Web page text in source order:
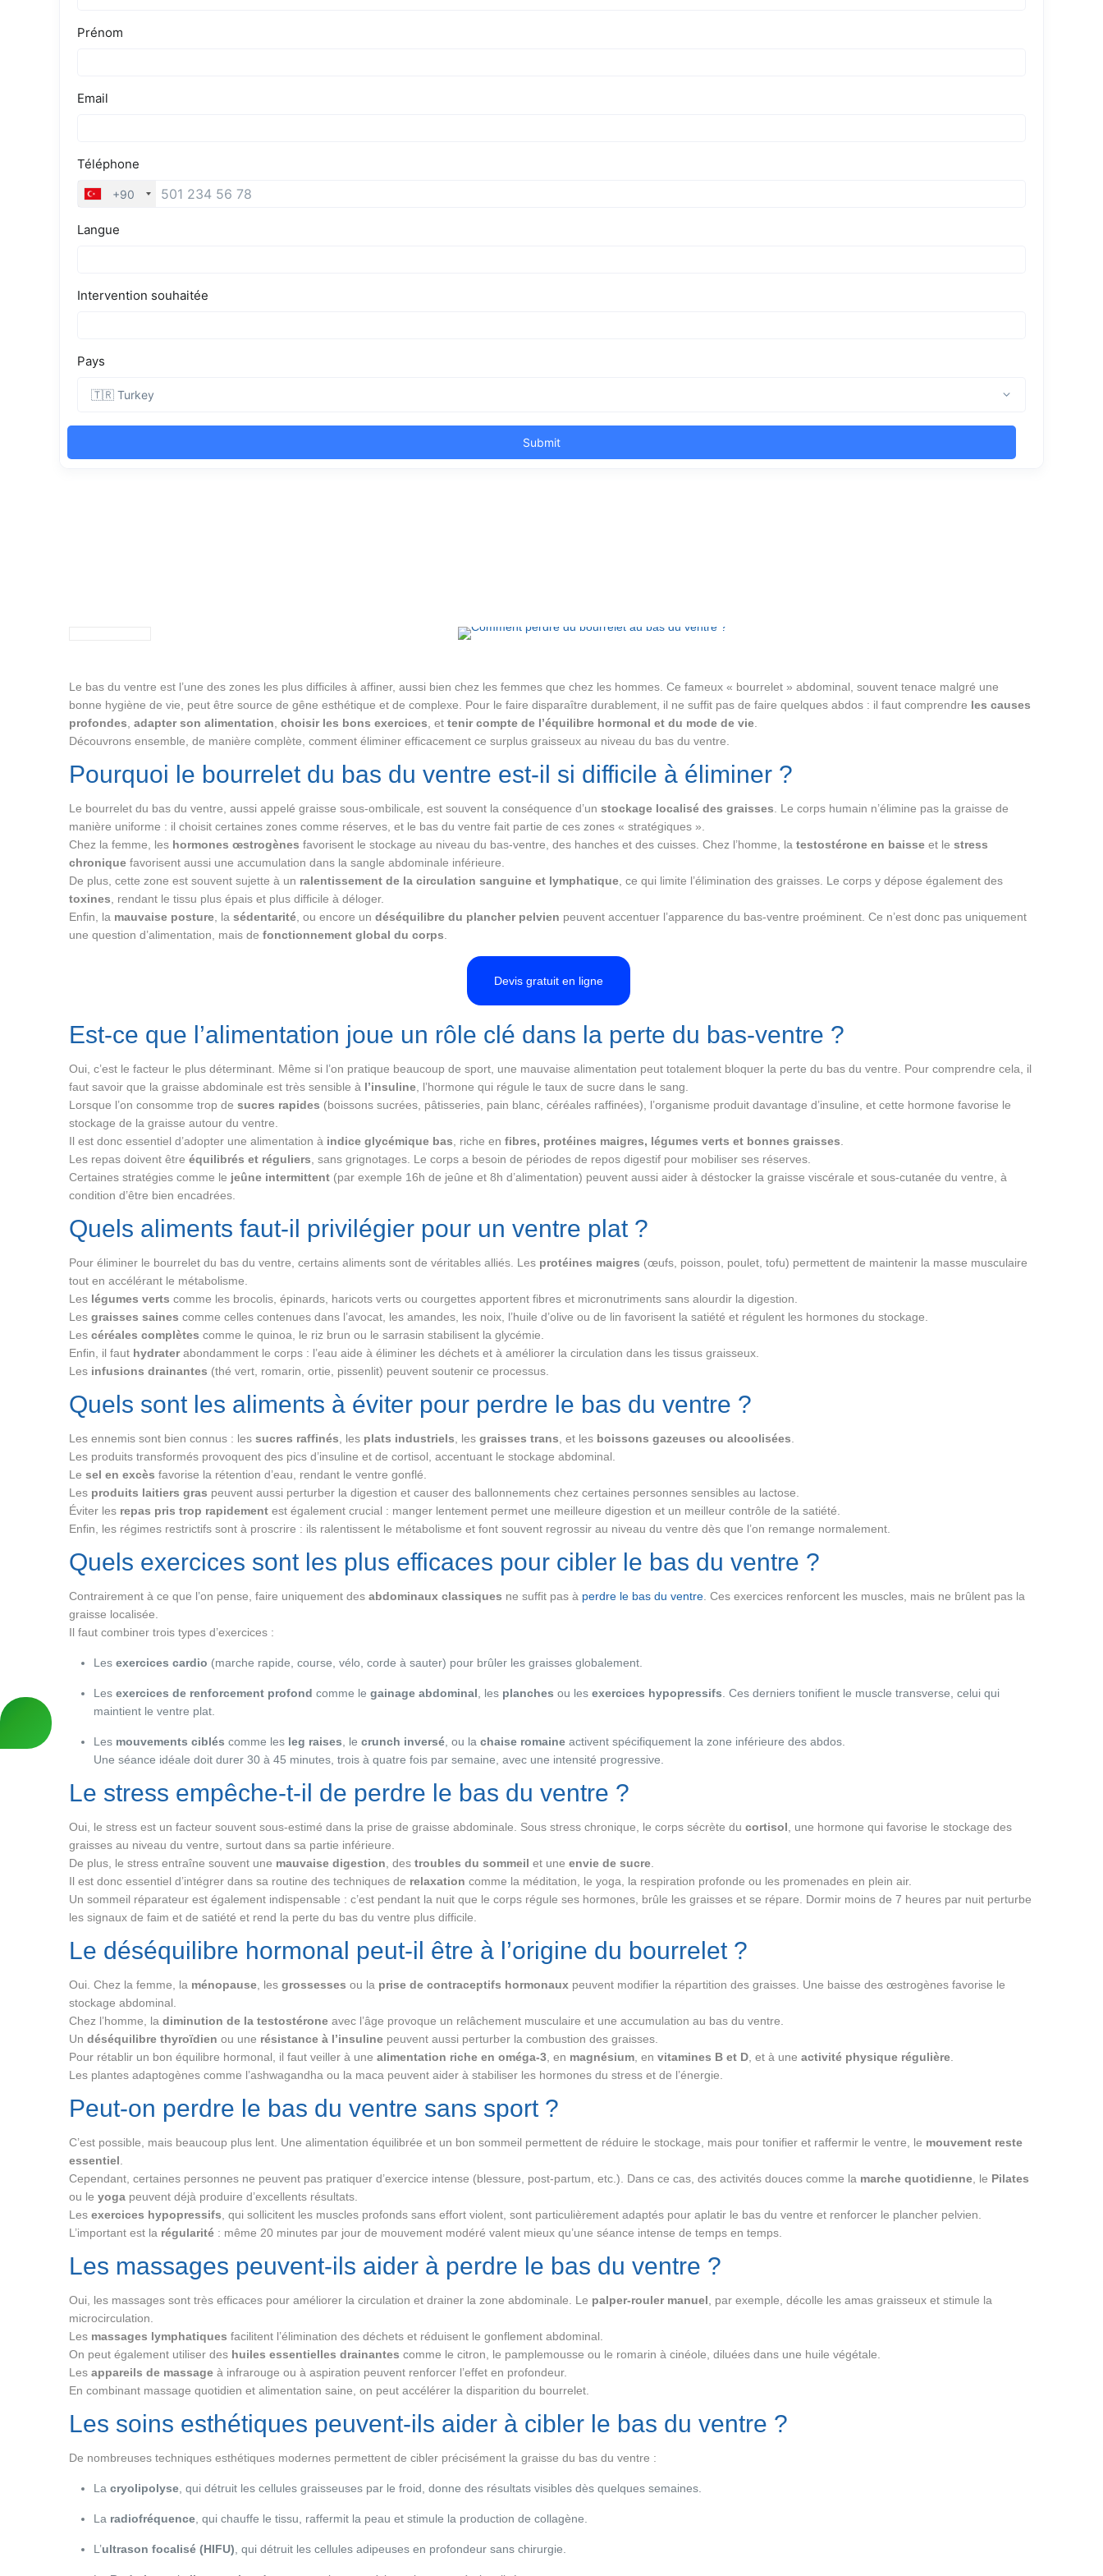
Le bas du ventre est l’une des zones les plus difficiles à affiner, aussi bien chez les femmes que chez les hommes. Ce fameux « bourrelet » abdominal, souvent tenace malgré une
bonne hygiène de vie, peut être source de gêne esthétique et de complexe. Pour le faire disparaître durablement, il ne suffit pas de faire quelques abdos : il faut comprendre les causes
profondes adapter son alimentation choisir les bons exercices , et tenir compte de l’équilibre hormonal et du mode de vie
Découvrons ensemble, de manière complète, comment éliminer efficacement ce surplus graisseux au niveau du bas du ventre.
Pourquoi le bourrelet du bas du ventre est-il si difficile à éliminer ?
Le bourrelet du bas du ventre, aussi appelé graisse sous-ombilicale, est souvent la conséquence d’un stockage localisé des graisses . Le corps humain n’élimine pas la graisse de
manière uniforme : il choisit certaines zones comme réserves, et le bas du ventre fait partie de ces zones « stratégiques ».
Chez la femme, les hormones œstrogènes favorisent le stockage au niveau du bas-ventre, des hanches et des cuisses. Chez l’homme, la testostérone en baisse et le stress
chronique favorisent aussi une accumulation dans la sangle abdominale inférieure.
De plus, cette zone est souvent sujette à un ralentissement de la circulation sanguine et lymphatique , ce qui limite l’élimination des graisses. Le corps y dépose également des
toxines , rendant le tissu plus épais et plus difficile à déloger.
Enfin, la mauvaise posture , la sédentarité , ou encore un déséquilibre du plancher pelvien peuvent accentuer l’apparence du bas-ventre proéminent. Ce n’est donc pas uniquement
une question d’alimentation, mais de fonctionnement global du corps
Devis gratuit en ligne
Est-ce que l’alimentation joue un rôle clé dans la perte du bas-ventre ?
Oui, c’est le facteur le plus déterminant. Même si l’on pratique beaucoup de sport, une mauvaise alimentation peut totalement bloquer la perte du bas du ventre. Pour comprendre cela, il
faut savoir que la graisse abdominale est très sensible à l’insuline , l’hormone qui régule le taux de sucre dans le sang.
Lorsque l’on consomme trop de sucres rapides (boissons sucrées, pâtisseries, pain blanc, céréales raffinées), l’organisme produit davantage d’insuline, et cette hormone favorise le
stockage de la graisse autour du ventre.
Il est donc essentiel d’adopter une alimentation à indice glycémique bas , riche en fibres, protéines maigres, légumes verts et bonnes graisses
Les repas doivent être équilibrés et réguliers , sans grignotages. Le corps a besoin de périodes de repos digestif pour mobiliser ses réserves.
Certaines stratégies comme le jeûne intermittent (par exemple 16h de jeûne et 8h d’alimentation) peuvent aussi aider à déstocker la graisse viscérale et sous-cutanée du ventre, à
condition d’être bien encadrées.
Quels aliments faut-il privilégier pour un ventre plat ?
Pour éliminer le bourrelet du bas du ventre, certains aliments sont de véritables alliés. Les protéines maigres (œufs, poisson, poulet, tofu) permettent de maintenir la masse musculaire
tout en accélérant le métabolisme.
Les légumes verts comme les brocolis, épinards, haricots verts ou courgettes apportent fibres et micronutriments sans alourdir la digestion.
Les graisses saines comme celles contenues dans l’avocat, les amandes, les noix, l’huile d’olive ou de lin favorisent la satiété et régulent les hormones du stockage.
Les céréales complètes comme le quinoa, le riz brun ou le sarrasin stabilisent la glycémie.
Enfin, il faut hydraterabondamment le corps : l’eau aide à éliminer les déchets et à améliorer la circulation dans les tissus graisseux.
Les infusions drainantes (thé vert, romarin, ortie, pissenlit) peuvent soutenir ce processus.
Quels sont les aliments à éviter pour perdre le bas du ventre ?
Les ennemis sont bien connus : les sucres raffinés , les plats industriels , les graisses trans , et les boissons gazeuses ou alcoolisées
Les produits transformés provoquent des pics d’insuline et de cortisol, accentuant le stockage abdominal.
Le sel en excès favorise la rétention d’eau, rendant le ventre gonflé.
Les produits laitiers gras peuvent aussi perturber la digestion et causer des ballonnements chez certaines personnes sensibles au lactose.
Éviter les repas pris trop rapidement est également crucial : manger lentement permet une meilleure digestion et un meilleur contrôle de la satiété.
Enfin, les régimes restrictifs sont à proscrire : ils ralentissent le métabolisme et font souvent regrossir au niveau du ventre dès que l’on remange normalement.
Quels exercices sont les plus efficaces pour cibler le bas du ventre ?
Contrairement à ce que l’on pense, faire uniquement des abdominaux classiques ne suffit pas à perdre le bas du ventre . Ces exercices renforcent les muscles, mais ne brûlent pas la
graisse localisée.
Il faut combiner trois types d’exercices :
Les exercices cardio (marche rapide, course, vélo, corde à sauter) pour brûler les graisses globalement.
Les exercices de renforcement profond comme le gainage abdominal , les planches ou les exercices hypopressifs . Ces derniers tonifient le muscle transverse, celui qui
maintient le ventre plat.
Les mouvements ciblés comme les leg raises , le crunch inversé , ou la chaise romaine activent spécifiquement la zone inférieure des abdos.
Une séance idéale doit durer 30 à 45 minutes, trois à quatre fois par semaine, avec une intensité progressive.
Le stress empêche-t-il de perdre le bas du ventre ?
Oui, le stress est un facteur souvent sous-estimé dans la prise de graisse abdominale. Sous stress chronique, le corps sécrète du cortisol , une hormone qui favorise le stockage des
graisses au niveau du ventre, surtout dans sa partie inférieure.
De plus, le stress entraîne souvent une mauvaise digestion , des troubles du sommeil et une envie de sucre
Il est donc essentiel d’intégrer dans sa routine des techniques de relaxation comme la méditation, le yoga, la respiration profonde ou les promenades en plein air.
Un sommeil réparateur est également indispensable : c’est pendant la nuit que le corps régule ses hormones, brûle les graisses et se répare. Dormir moins de 7 heures par nuit perturbe
les signaux de faim et de satiété et rend la perte du bas du ventre plus difficile.
Le déséquilibre hormonal peut-il être à l’origine du bourrelet ?
Oui. Chez la femme, la ménopause , les grossesses ou la prise de contraceptifs hormonaux peuvent modifier la répartition des graisses. Une baisse des œstrogènes favorise le
stockage abdominal.
Chez l’homme, la diminution de la testostérone avec l’âge provoque un relâchement musculaire et une accumulation au bas du ventre.
Un déséquilibre thyroïdien ou une résistance à l’insuline peuvent aussi perturber la combustion des graisses.
Pour rétablir un bon équilibre hormonal, il faut veiller à une alimentation riche en oméga-3 , en magnésium , en vitamines B et D , et à une activité physique régulière
Les plantes adaptogènes comme l’ashwagandha ou la maca peuvent aider à stabiliser les hormones du stress et de l’énergie.
Peut-on perdre le bas du ventre sans sport ?
C’est possible, mais beaucoup plus lent. Une alimentation équilibrée et un bon sommeil permettent de réduire le stockage, mais pour tonifier et raffermir le ventre, le mouvement reste
essentiel
Cependant, certaines personnes ne peuvent pas pratiquer d’exercice intense (blessure, post-partum, etc.). Dans ce cas, des activités douces comme la marche quotidienne , le Pilates
ou le yoga peuvent déjà produire d’excellents résultats.
Les exercices hypopressifs , qui sollicitent les muscles profonds sans effort violent, sont particulièrement adaptés pour aplatir le bas du ventre et renforcer le plancher pelvien.
L’important est la régularité : même 20 minutes par jour de mouvement modéré valent mieux qu’une séance intense de temps en temps.
Les massages peuvent-ils aider à perdre le bas du ventre ?
Oui, les massages sont très efficaces pour améliorer la circulation et drainer la zone abdominale. Le palper-rouler manuel , par exemple, décolle les amas graisseux et stimule la
microcirculation.
Les massages lymphatiques facilitent l’élimination des déchets et réduisent le gonflement abdominal.
On peut également utiliser des huiles essentielles drainantes comme le citron, le pamplemousse ou le romarin à cinéole, diluées dans une huile végétale.
Les appareils de massage à infrarouge ou à aspiration peuvent renforcer l’effet en profondeur.
En combinant massage quotidien et alimentation saine, on peut accélérer la disparition du bourrelet.
Les soins esthétiques peuvent-ils aider à cibler le bas du ventre ?
De nombreuses techniques esthétiques modernes permettent de cibler précisément la graisse du bas du ventre :
La cryolipolyse , qui détruit les cellules graisseuses par le froid, donne des résultats visibles dès quelques semaines.
La radiofréquence , qui chauffe le tissu, raffermit la peau et stimule la production de collagène.
L’ultrason focalisé (HIFU) , qui détruit les cellules adipeuses en profondeur sans chirurgie.